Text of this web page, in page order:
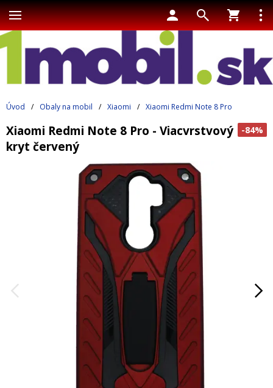
Úvod / Obaly na mobil / Xiaomi / Xiaomi Redmi Note 8 Pro
-84%
Xiaomi Redmi Note 8 Pro - Viacvrstvový
kryt červený